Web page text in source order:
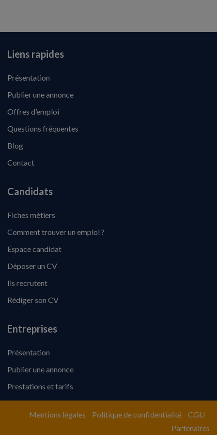
Liens rapides
Présentation
Publier une annonce
Offres d’emploi
Questions fréquentes
Blog
Contact
Candidats
Fiches métiers
Comment trouver un emploi ?
Espace candidat
Déposer un CV
Ils recrutent
Rédiger son CV
Entreprises
Présentation
Publier une annonce
Prestations et tarifs
Mentions légales Politique de confidentialité
CGU
Partenaires